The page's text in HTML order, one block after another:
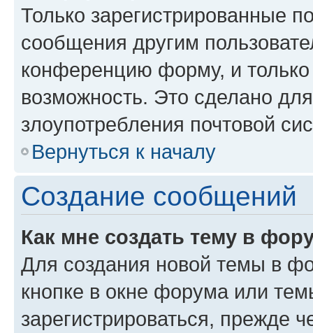
Только зарегистрированные
сообщения другим
конференцию форму, и
возможность. Это сделано
злоупотребления почтовой
Вернуться к началу
Создание сообщений
Как мне создать тему в
Для создания новой темы в
кнопке в окне форума или
зарегистрироваться, прежде